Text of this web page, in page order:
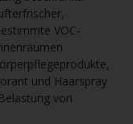
VOC-
und Haarspray
von